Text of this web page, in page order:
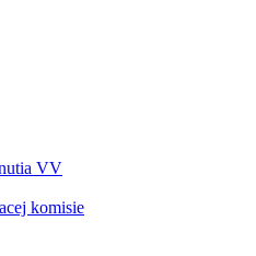
VV
komisie